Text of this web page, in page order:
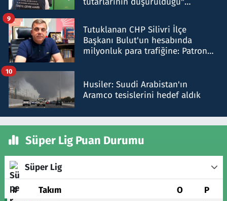
Tutuklanan CHP Silivri İlçe
Başkanı Bulut'un hesabında
milyonluk para trafiğine: Patron
9
Husiler: Suudi Arabistan'ın
Aramco tesislerini hedef aldık
10
Süper Lig Puan Durumu
Süper Lig
# Takım O P